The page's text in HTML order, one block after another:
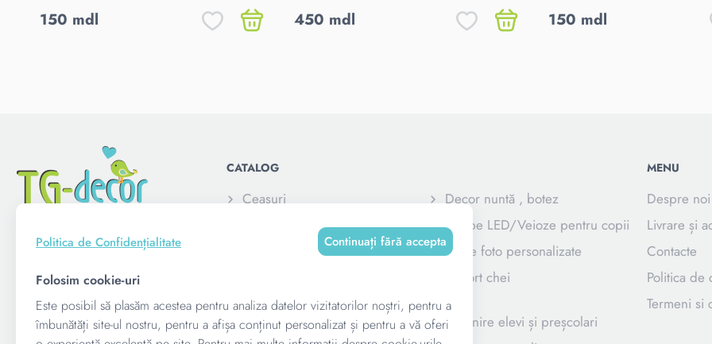
150 mdl 450 mdl 150 mdl
CATALOG
Ceasuri
Decor nuntă , botez
Elemente decorative
Lampe LED/Veioze pentru copii
Rame foto personalizate
copii
Suport chei
Suvenire corporative
Suvenire elevi și preșcolari
MENU
Despre noi
Livrare și
Contacte
Politica de
Termeni si
Politica de Confidențialitate Continuați fără accepta
Folosim cookie-uri
Este posibil să plasăm acestea pentru analiza datelor vizitatorilor noștri, pentru a
îmbunătăți site-ul nostru, pentru a afișa conținut personalizat și pentru a vă oferi